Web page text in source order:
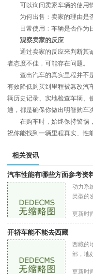
可以询问卖家车辆的使用
为何出售：卖家的理由是
日常使用：车辆是否作为
观察卖家的反应
通过卖家的反应来判断其
者态度不佳，可能存在问题。
查出汽车的真实里程并不
有效降低购买到里程被篡改汽
辆历史记录、实地检查车辆、
通，都是确保你做出明智购车
在购车时，始终保持警惕
祝你能找到一辆里程真实、性
相关资讯
汽车性能有哪些方面参考资
动力系
类型的
部空气
更新时
开轿车能不能去西藏
西藏的
部，地
更新时